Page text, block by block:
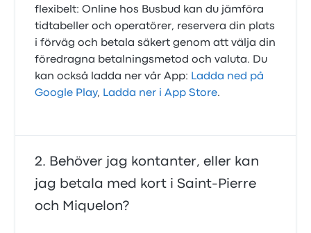
flexibelt: Online hos Busbud kan du jämföra
tidtabeller och operatörer, reservera din plats
i förväg och betala säkert genom att välja din
föredragna betalningsmetod och valuta. Du
kan också ladda ner vår App: Ladda ned på
Google Play, Ladda ner i App Store.
Behöver jag kontanter, eller kan
jag betala med kort i Saint-Pierre
och Miquelon?